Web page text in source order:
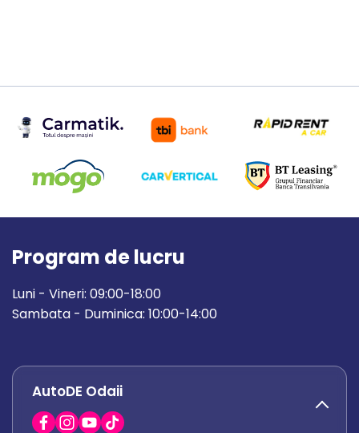
Program de lucru
Luni - Vineri: 09:00-18:00
Sambata - Duminica: 10:00-14:00
AutoDE Odaii